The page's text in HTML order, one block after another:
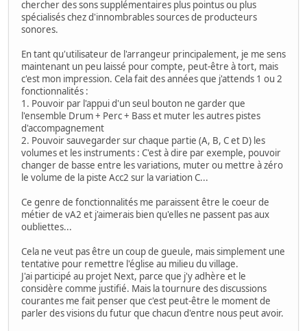
chercher des sons supplémentaires plus pointus ou plus
spécialisés chez d'innombrables sources de producteurs
sonores.
En tant qu'utilisateur de l'arrangeur principalement, je me sens
maintenant un peu laissé pour compte, peut-être à tort, mais
c'est mon impression. Cela fait des années que j'attends 1 ou 2
fonctionnalités :
1. Pouvoir par l'appui d'un seul bouton ne garder que
l'ensemble Drum + Perc + Bass et muter les autres pistes
d'accompagnement
2. Pouvoir sauvegarder sur chaque partie (A, B, C et D) les
volumes et les instruments : C'est à dire par exemple, pouvoir
changer de basse entre les variations, muter ou mettre à zéro
le volume de la piste Acc2 sur la variation C...
Ce genre de fonctionnalités me paraissent être le coeur de
métier de vA2 et j'aimerais bien qu'elles ne passent pas aux
oubliettes...
Cela ne veut pas être un coup de gueule, mais simplement une
tentative pour remettre l'église au milieu du village.
J'ai participé au projet Next, parce que j'y adhère et le
considère comme justifié. Mais la tournure des discussions
courantes me fait penser que c'est peut-être le moment de
parler des visions du futur que chacun d'entre nous peut avoir.